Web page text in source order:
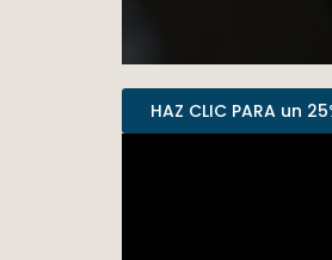
HAZ CLIC PARA un